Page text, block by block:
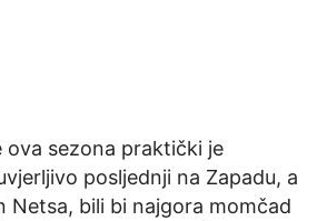
ova sezona praktički je
posljednji na Zapadu, a
Netsa, bili bi najgora momčad